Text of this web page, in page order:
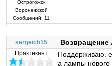
Острогожск
Воронежской
Сообщений: 11
sergeich15 Возвращение
Практикант
Поддерживаю.
а лампы нового